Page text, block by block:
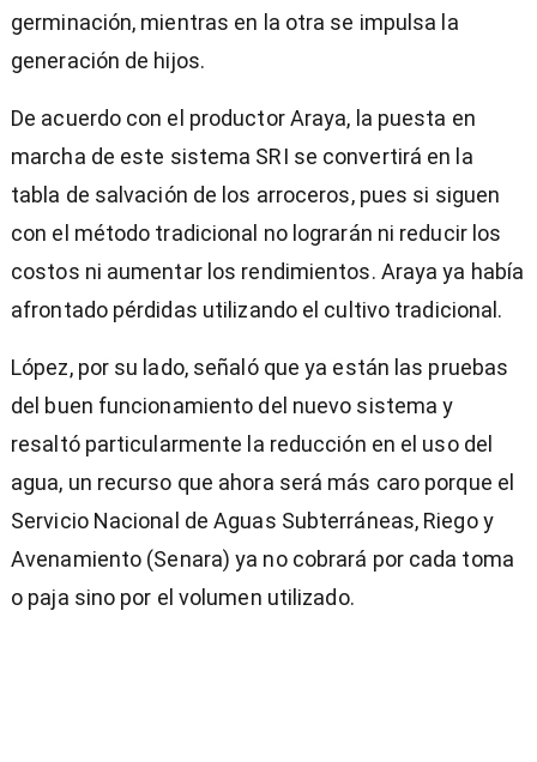
germinación, mientras en la otra se impulsa la
generación de hijos.
De acuerdo con el productor Araya, la puesta en
marcha de este sistema SRI se convertirá en la
tabla de salvación de los arroceros, pues si siguen
con el método tradicional no lograrán ni reducir los
costos ni aumentar los rendimientos. Araya ya había
afrontado pérdidas utilizando el cultivo tradicional.
López, por su lado, señaló que ya están las pruebas
del buen funcionamiento del nuevo sistema y
resaltó particularmente la reducción en el uso del
agua, un recurso que ahora será más caro porque el
Servicio Nacional de Aguas Subterráneas, Riego y
Avenamiento (Senara) ya no cobrará por cada toma
o paja sino por el volumen utilizado.